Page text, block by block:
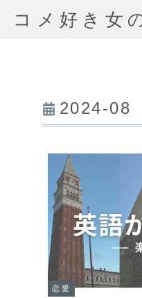
コメ好き女
2024-08
恋愛